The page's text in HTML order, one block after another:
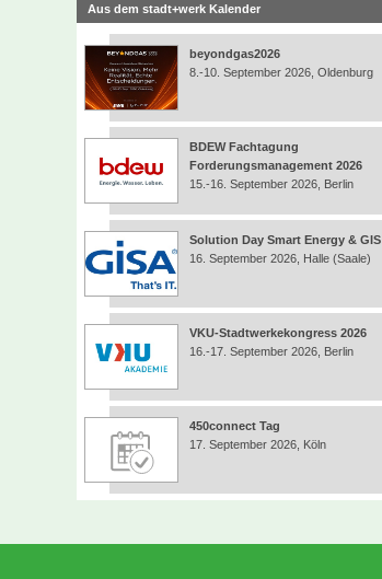
Aus dem stadt+werk Kalender
beyondgas2026
8.-10. September 2026, Oldenburg
BDEW Fachtagung
Forderungsmanagement 2026
15.-16. September 2026, Berlin
Solution Day Smart Energy & GIS
16. September 2026, Halle (Saale)
VKU-Stadtwerkekongress 2026
16.-17. September 2026, Berlin
450connect Tag
17. September 2026, Köln